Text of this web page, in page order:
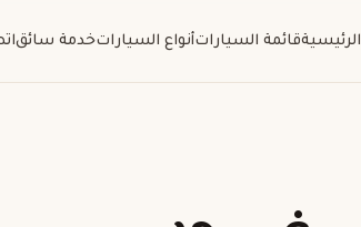
الرئيسيةقائمة السياراتأنواع السياراتخدمة سائق